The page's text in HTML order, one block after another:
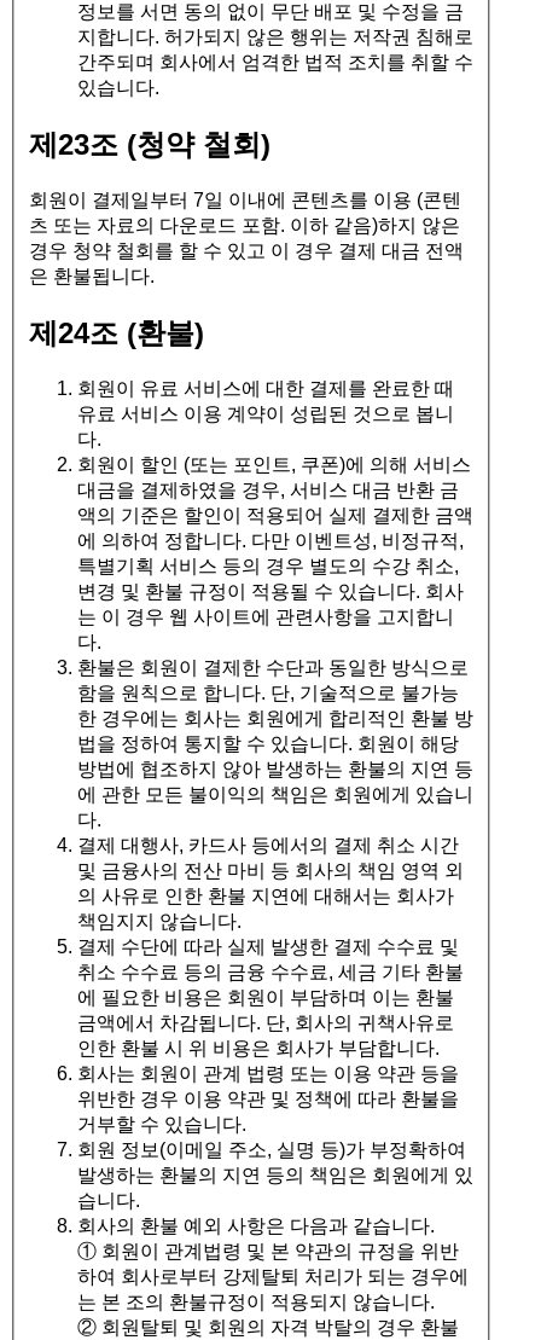
정보를 서면 동의 없이 무단 배포 및 수정을 금
지합니다. 허가되지 않은 행위는 저작권 침해로
간주되며 회사에서 엄격한 법적 조치를 취할 수
있습니다.
제23조 (청약 철회)
회원이 결제일부터 7일 이내에 콘텐츠를 이용 (콘텐
츠 또는 자료의 다운로드 포함. 이하 같음)하지 않은
경우 청약 철회를 할 수 있고 이 경우 결제 대금 전액
은 환불됩니다.
제24조 (환불)
회원이 유료 서비스에 대한 결제를 완료한 때
유료 서비스 이용 계약이 성립된 것으로 봅니
다.
회원이 할인 (또는 포인트, 쿠폰)에 의해 서비스
대금을 결제하였을 경우, 서비스 대금 반환 금
액의 기준은 할인이 적용되어 실제 결제한 금액
에 의하여 정합니다. 다만 이벤트성, 비정규적,
특별기획 서비스 등의 경우 별도의 수강 취소,
변경 및 환불 규정이 적용될 수 있습니다. 회사
는 이 경우 웹 사이트에 관련사항을 고지합니
다.
환불은 회원이 결제한 수단과 동일한 방식으로
함을 원칙으로 합니다. 단, 기술적으로 불가능
한 경우에는 회사는 회원에게 합리적인 환불 방
법을 정하여 통지할 수 있습니다. 회원이 해당
방법에 협조하지 않아 발생하는 환불의 지연 등
에 관한 모든 불이익의 책임은 회원에게 있습니
다.
결제 대행사, 카드사 등에서의 결제 취소 시간
및 금융사의 전산 마비 등 회사의 책임 영역 외
의 사유로 인한 환불 지연에 대해서는 회사가
책임지지 않습니다.
결제 수단에 따라 실제 발생한 결제 수수료 및
취소 수수료 등의 금융 수수료, 세금 기타 환불
에 필요한 비용은 회원이 부담하며 이는 환불
금액에서 차감됩니다. 단, 회사의 귀책사유로
인한 환불 시 위 비용은 회사가 부담합니다.
회사는 회원이 관계 법령 또는 이용 약관 등을
위반한 경우 이용 약관 및 정책에 따라 환불을
거부할 수 있습니다.
회원 정보(이메일 주소, 실명 등)가 부정확하여
발생하는 환불의 지연 등의 책임은 회원에게 있
습니다.
회사의 환불 예외 사항은 다음과 같습니다.
① 회원이 관계법령 및 본 약관의 규정을 위반
하여 회사로부터 강제탈퇴 처리가 되는 경우에
는 본 조의 환불규정이 적용되지 않습니다.
② 회원탈퇴 및 회원의 자격 박탈의 경우 환불